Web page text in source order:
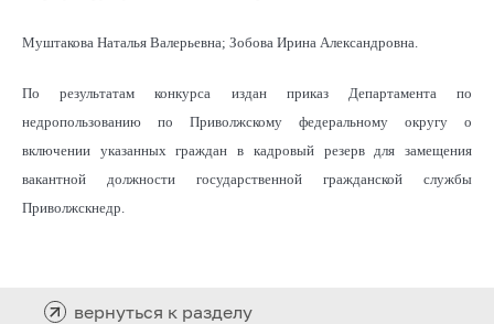
Муштакова Наталья Валерьевна; Зобова Ирина Александровна.
По результатам конкурса издан приказ Департамента по
недропользованию по Приволжскому федеральному округу о
включении указанных граждан в кадровый резерв для замещения
вакантной должности государственной гражданской службы
Приволжскнедр.
вернуться к разделу